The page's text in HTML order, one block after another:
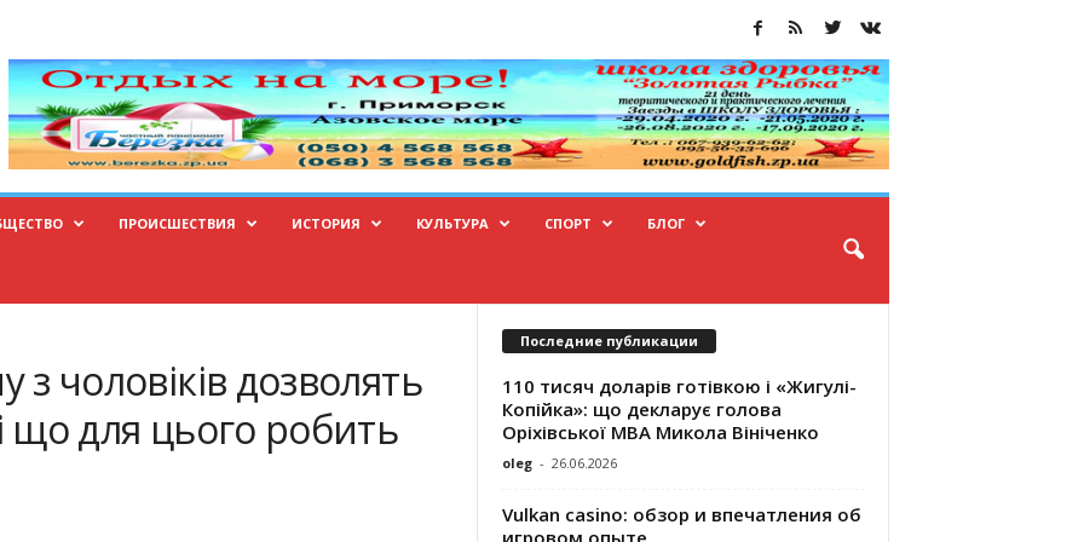
ПРОИСШЕСТВИЯ ИСТОРИЯ КУЛЬТУРА СПОРТ БЛОГ
з чоловіків дозволять
що для цього робить
Последние публикации
110 тисяч доларів готівкою і «Жигулі-
Копійка»: що декларує голова
Оріхівської МВА Микола Вініченко
oleg - 26.06.2026
Vulkan casino: обзор и впечатления об
игровом опыте